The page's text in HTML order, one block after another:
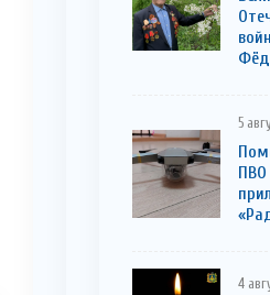
5
ПВО
4